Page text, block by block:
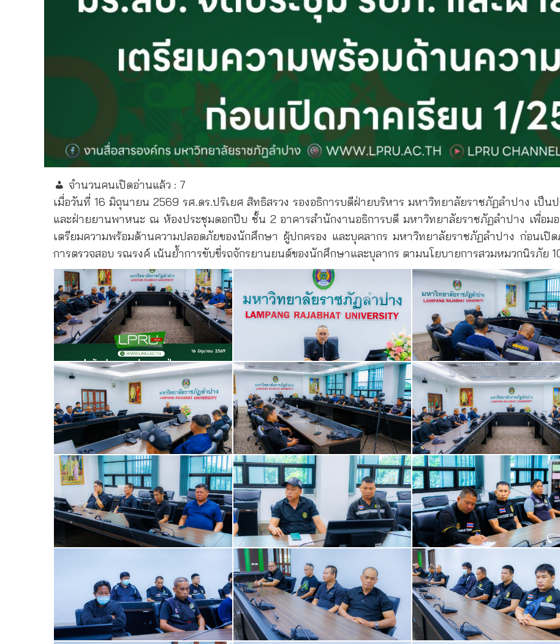
จำนวนคนเปิดอ่านแล้ว : 7
เมื่อวันที่ 16 มิถุนายน 2569 รศ.ดร.ปริเยศ สิทธิสรวง รองอธิการบดีฝ่ายบริหาร มหาวิทยาลัยราชภัฏลำปาง เป็
และฝ่ายยานพาหนะ ณ ห้องประชุมดอกปีบ ชั้น 2 อาคารสำนักงานอธิการบดี มหาวิทยาลัยราชภัฏลำปาง เพื่อม
เตรียมความพร้อมด้านความปลอดภัยของนักศึกษา ผู้ปกครอง และบุคลากร มหาวิทยาลัยราชภัฏลำปาง ก่อนเปิ
การตรวจสอบ รณรงค์ เน้นย้ำการขับขี่รถจักรยานยนต์ของนักศึกษาและบุลากร ตามนโยบายการสวมหมวกนิรภัย